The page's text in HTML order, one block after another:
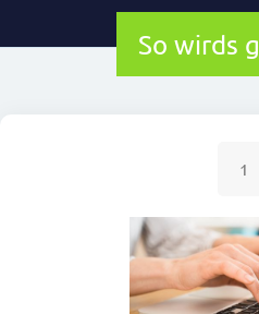
So wirds
1